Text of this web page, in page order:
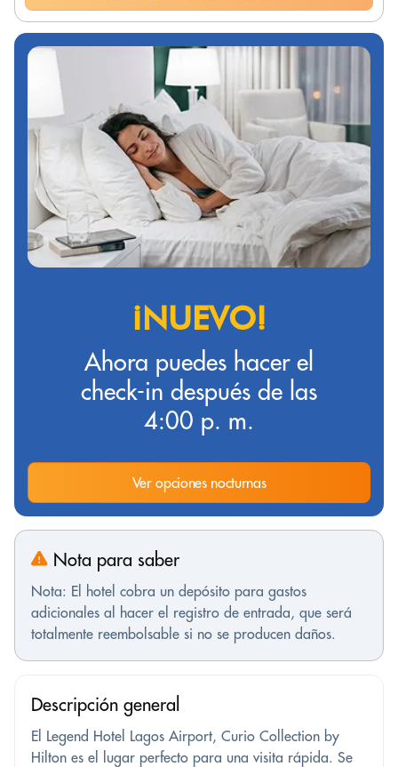
¡NUEVO!
Ahora puedes hacer el
check-in después de las
4:00 p. m.
Ver opciones nocturnas
Nota para saber
Nota: El hotel cobra un depósito para gastos
adicionales al hacer el registro de entrada, que será
totalmente reembolsable si no se producen daños.
Descripción general
El Legend Hotel Lagos Airport, Curio Collection by
Hilton es el lugar perfecto para una visita rápida. Se